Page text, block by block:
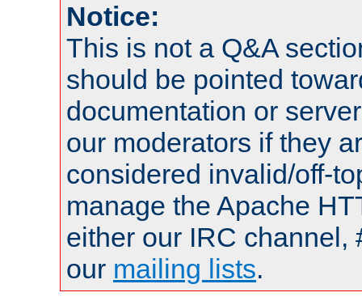
Notice:
This is not a Q&A
should be pointed
documentation or
our moderators if they
considered invalid/off-
manage the Apache
either our IRC channel,
our mailing lists.